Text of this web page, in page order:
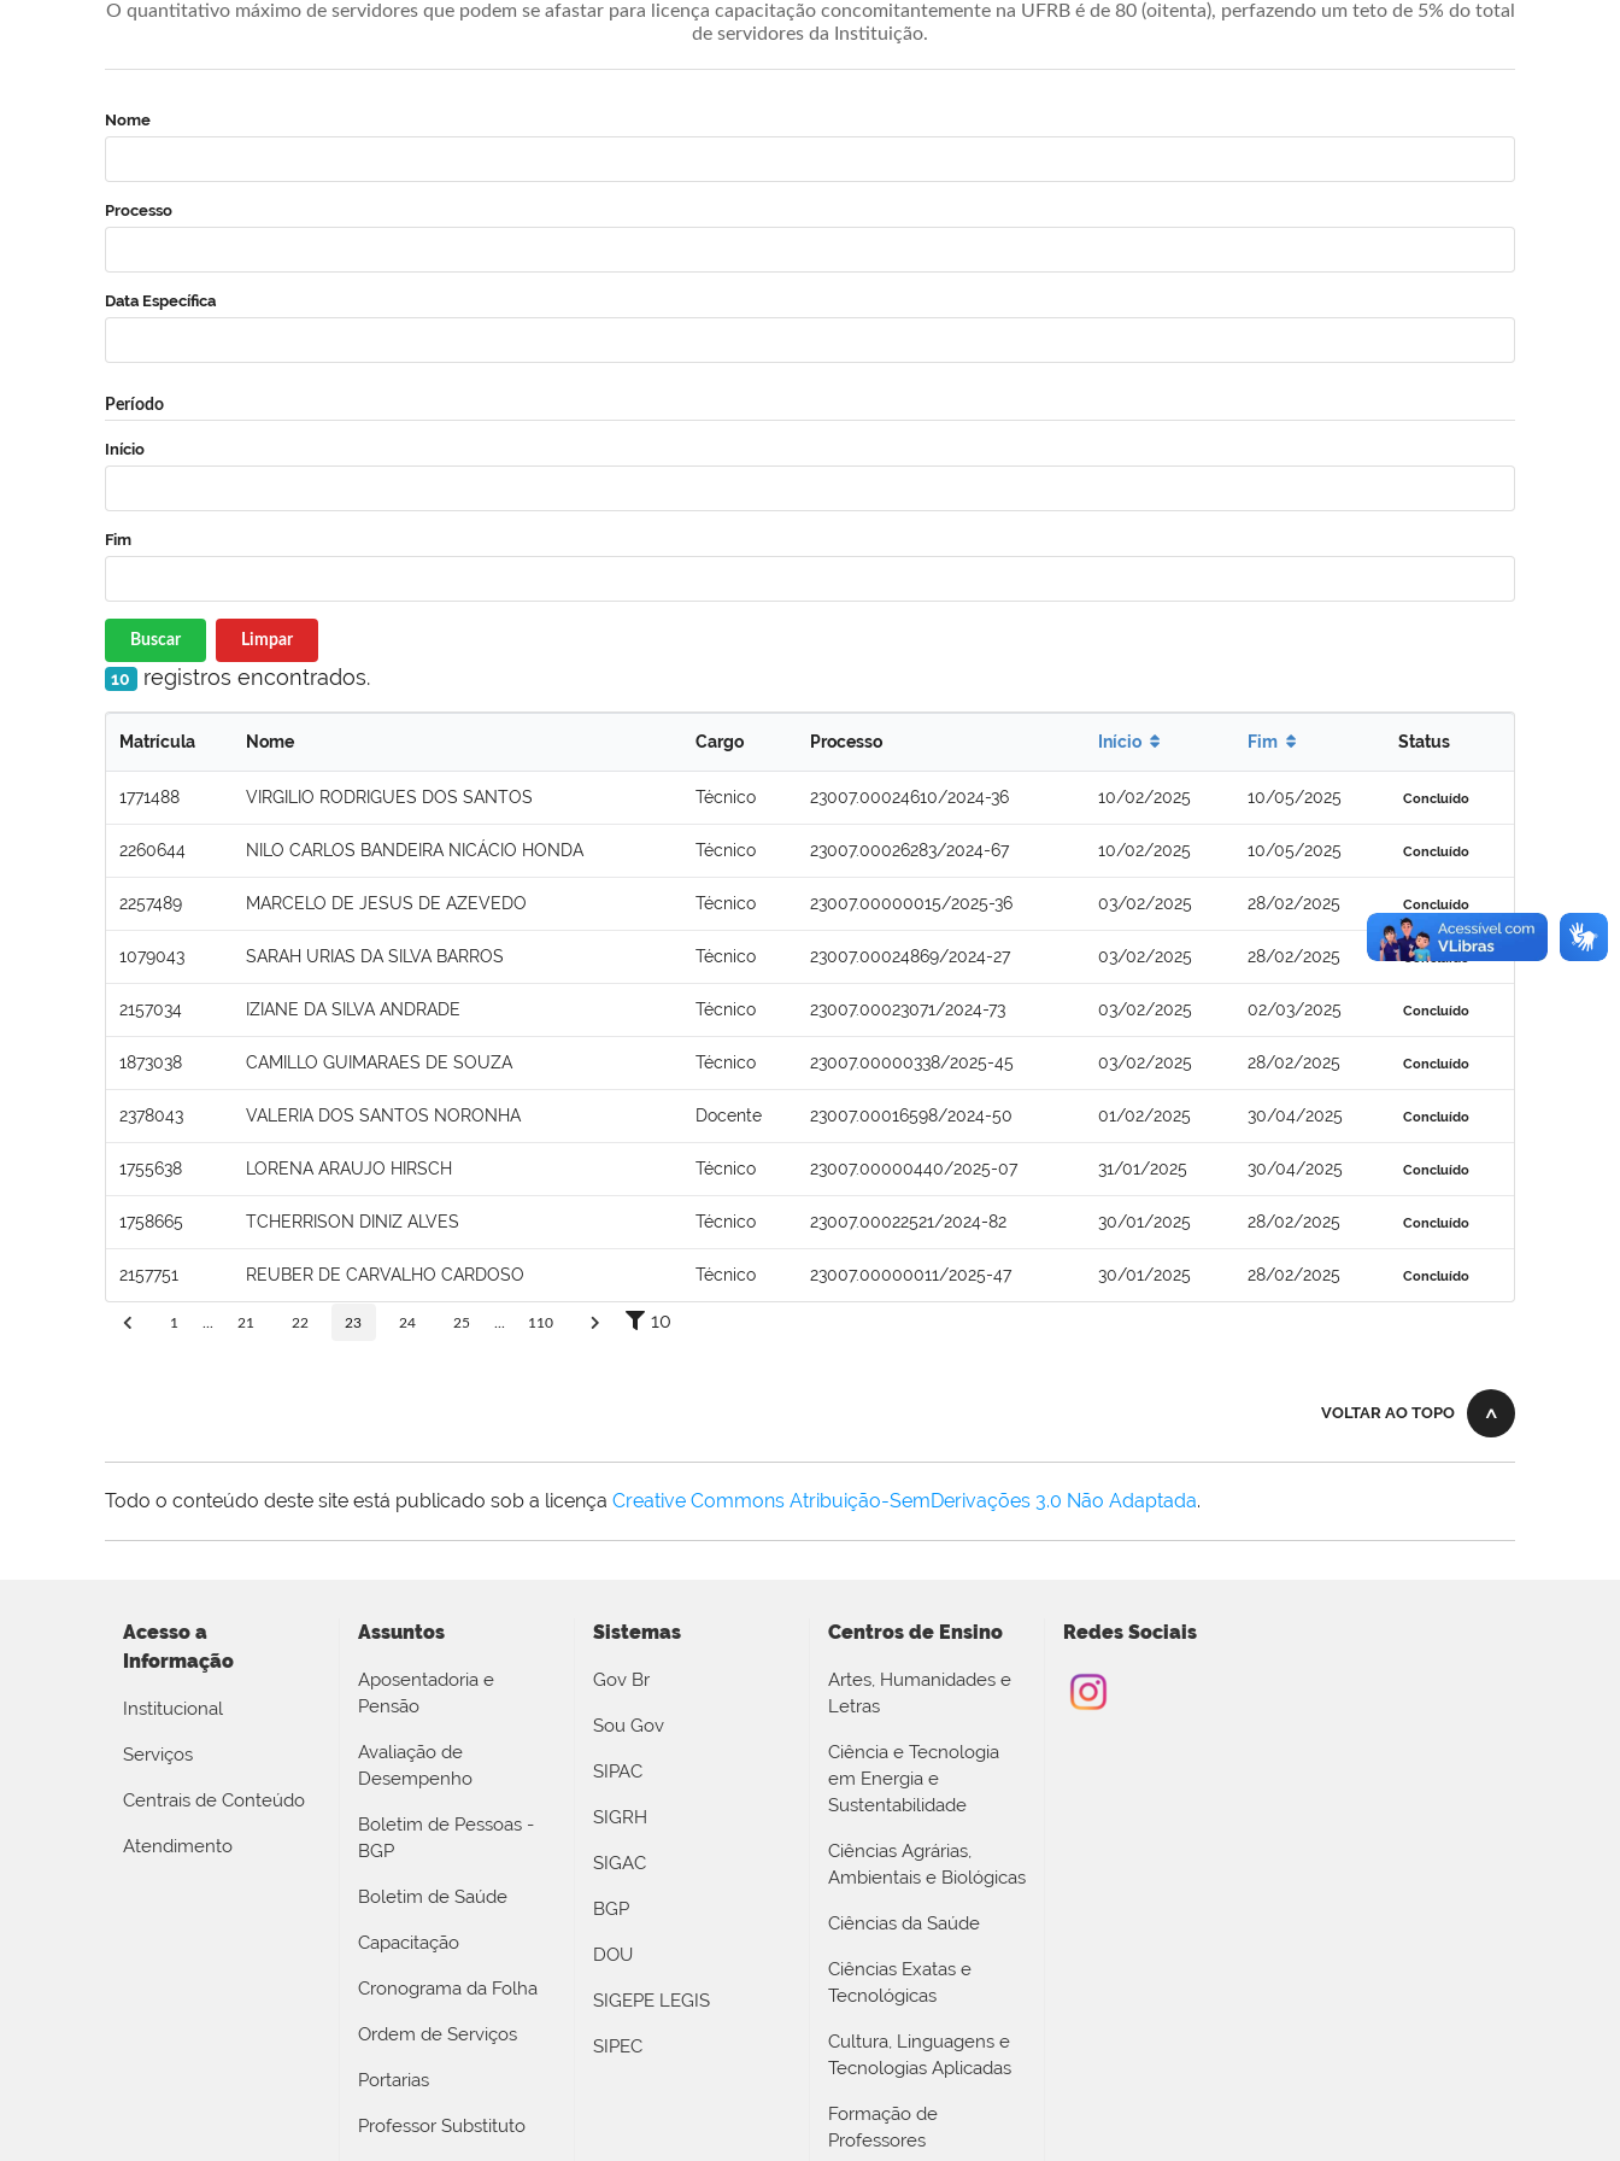
O quantitativo máximo de servidores que podem se afastar para licença capacitação concomitantemente na UFRB é de 80 (oitenta), perfazendo um teto de 5% do total
de servidores da Instituição.
Nome
Processo
Data Específica
Período
Início
Fim
Buscar Limpar
10 registros encontrados.
Matrícula Nome Cargo Processo Início Fim Status
1771488 VIRGILIO RODRIGUES DOS SANTOS Técnico 23007.00024610/2024-36 10/02/2025 10/05/2025 Concluído
2260644 NILO CARLOS BANDEIRA NICÁCIO HONDA Técnico 23007.00026283/2024-67 10/02/2025 10/05/2025 Concluído
2257489 MARCELO DE JESUS DE AZEVEDO Técnico 23007.00000015/2025-36 03/02/2025 28/02/2025 Concluído
1079043 SARAH URIAS DA SILVA BARROS Técnico 23007.00024869/2024-27 03/02/2025 28/02/2025 Concluído
2157034 IZIANE DA SILVA ANDRADE Técnico 23007.00023071/2024-73 03/02/2025 02/03/2025 Concluído
1873038 CAMILLO GUIMARAES DE SOUZA Técnico 23007.00000338/2025-45 03/02/2025 28/02/2025 Concluído
2378043 VALERIA DOS SANTOS NORONHA Docente 23007.00016598/2024-50 01/02/2025 30/04/2025 Concluído
1755638 LORENA ARAUJO HIRSCH Técnico 23007.00000440/2025-07 31/01/2025 30/04/2025 Concluído
1758665 TCHERRISON DINIZ ALVES Técnico 23007.00022521/2024-82 30/01/2025 28/02/2025 Concluído
2157751 REUBER DE CARVALHO CARDOSO Técnico 23007.00000011/2025-47 30/01/2025 28/02/2025 Concluído
1 21 22 23 24 25 110 10
VOLTAR AO TOPO
Todo o conteúdo deste site está publicado sob a licença Creative Commons Atribuição-SemDerivações 3.0 Não Adaptada.
Acesso a
Informação
Institucional
Serviços
Centrais de Conteúdo
Atendimento
Assuntos
Aposentadoria e
Pensão
Avaliação de
Desempenho
Boletim de Pessoas -
BGP
Boletim de Saúde
Capacitação
Cronograma da Folha
Ordem de Serviços
Portarias
Professor Substituto
Sistemas
Gov Br
Sou Gov
SIPAC
SIGRH
SIGAC
BGP
DOU
SIGEPE LEGIS
SIPEC
Centros de Ensino
Artes, Humanidades e
Letras
Ciência e Tecnologia
em Energia e
Sustentabilidade
Ciências Agrárias,
Ambientais e Biológicas
Ciências da Saúde
Ciências Exatas e
Tecnológicas
Cultura, Linguagens e
Tecnologias Aplicadas
Formação de
Professores
Redes Sociais